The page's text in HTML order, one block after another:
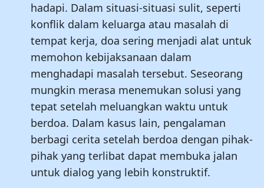
hadapi. Dalam situasi-situasi sulit, seperti
konflik dalam keluarga atau masalah di
tempat kerja, doa sering menjadi alat untuk
memohon kebijaksanaan dalam
menghadapi masalah tersebut. Seseorang
mungkin merasa menemukan solusi yang
tepat setelah meluangkan waktu untuk
berdoa. Dalam kasus lain, pengalaman
berbagi cerita setelah berdoa dengan pihak-
pihak yang terlibat dapat membuka jalan
untuk dialog yang lebih konstruktif.